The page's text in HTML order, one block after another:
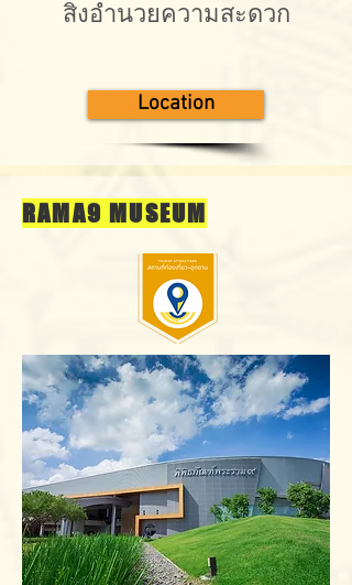
สิ่งอำนวยความสะดวก
Location
RAMA9 MUSEUM